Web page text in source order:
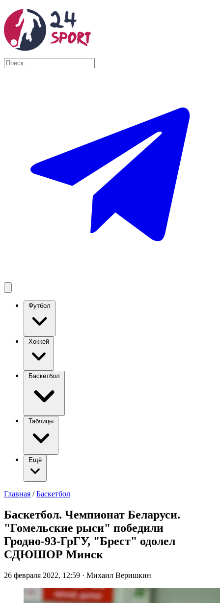
Футбол
Хоккей
Баскетбол
Таблицы
Ещё
Главная / Баскетбол
Баскетбол. Чемпионат Беларуси.
"Гомельские рыси" победили
Гродно-93-ГрГУ, "Брест" одолел
СДЮШОР Минск
26 февраля 2022, 12:59 · Михаил Веришкин